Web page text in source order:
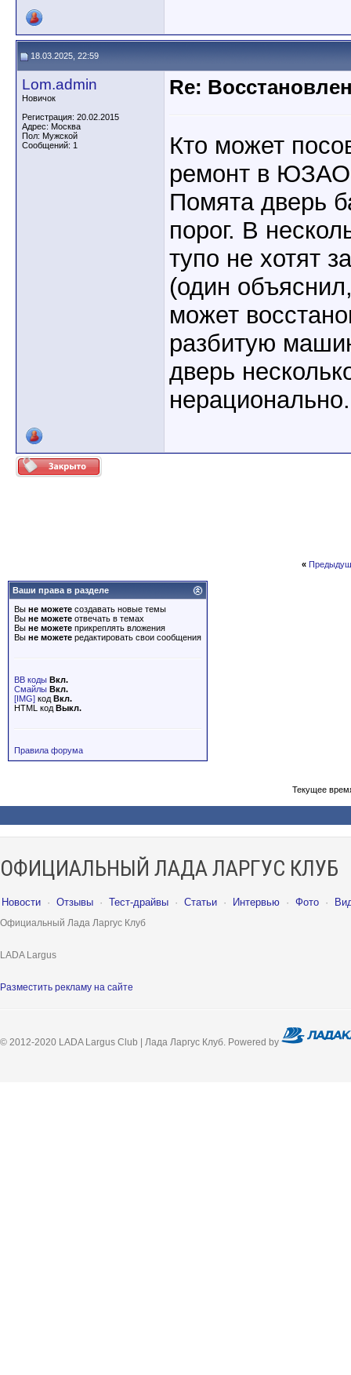
18.03.2025, 22:59
Lom.admin
Новичок
Регистрация: 20.02.2015
Адрес: Москва
Пол: Мужской
Сообщений: 1
Re:
Кто может
ремонт в
Помята дверь
порог. В
тупо не хотят
(один
может
разбитую
дверь
«
Ваши права в разделе
Вы не можете создавать новые темы
Вы не можете отвечать в темах
Вы не можете прикреплять вложения
Вы не можете редактировать свои сообщения
BB коды Вкл.
Смайлы Вкл.
[IMG] код Вкл.
HTML код Выкл.
Правила форума
Текущее
ОФИЦИАЛЬНЫЙ ЛАДА ЛАРГУС КЛУБ
Новости · Отзывы · Тест-драйвы · Статьи · Интервью · Фото ·
Официальный Лада Ларгус Клуб
LADA Largus
Разместить рекламу на сайте
© 2012-2020 LADA Largus Club | Лада Ларгус Клуб. Powered by